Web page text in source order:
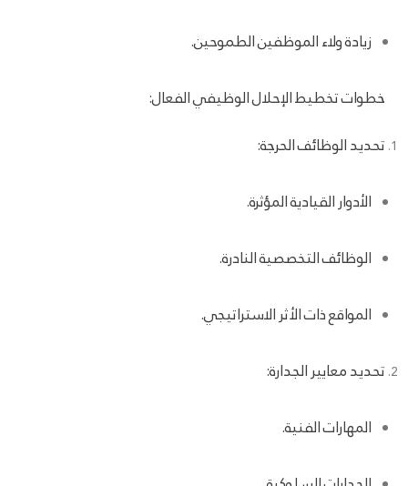
زيادة ولاء الموظفين الطموحين.
خطوات تخطيط الإحلال الوظيفي الفعال:
تحديد الوظائف الحرجة:
الأدوار القيادية المؤثرة.
الوظائف التخصصية النادرة.
المواقع ذات الأثر الاستراتيجي.
تحديد معايير الجدارة:
المهارات الفنية.